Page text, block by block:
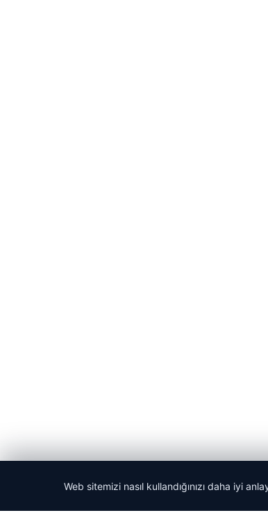
© 2026 Ajans Haberi – Güncel Haberler
Web sitemizi nasıl kullandığınızı daha iyi